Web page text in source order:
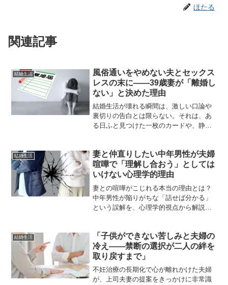
ほたる
関連記事
結婚生活
風俗通いをやめない夫とセックス
レスの末に――39歳妻が「離婚し
ない」と決めた理由
結婚生活が壊れる瞬間は、激しい口論や
裏切りの告白とは限らない。それは、あ
る日ふと見つけた一枚のカードや、静ま
風俗通いを知りながらも、すぐに離婚と
いう選択をしなかった。そ...
結婚生活
妻と仲直りしたい中年男性が夫婦
喧嘩で「理解し合おう」としては
いけない心理学的理由
妻との喧嘩がこじれる本当の理由とは？
中年男性が陥りがちな「話せば分かる」
という誤解を、心理学的視点から解説。
結婚生活
「子供ができない苦しみと夫婦の
冷え——禁断の選択が二人の絆を
取り戻すまで」
不妊治療の長期化で心が離れかけた夫婦
が、上司夫妻の提案をきっかけに非常識